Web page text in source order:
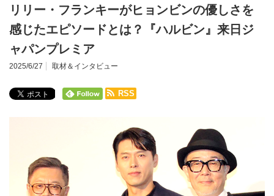
リリー・フランキーがヒョンビンの優しさを
感じたエピソードとは？『ハルビン』来日ジ
ャパンプレミア
2025/6/27 取材＆インタビュー
RSS